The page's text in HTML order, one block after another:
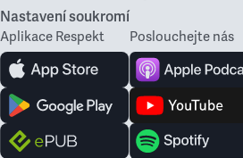
Nastavení soukromí
Aplikace Respekt Poslouchejte nás